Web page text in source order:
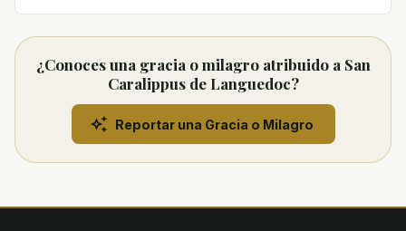
¿Conoces una gracia o milagro atribuido a San
Caralippus de Languedoc?
Reportar una Gracia o Milagro